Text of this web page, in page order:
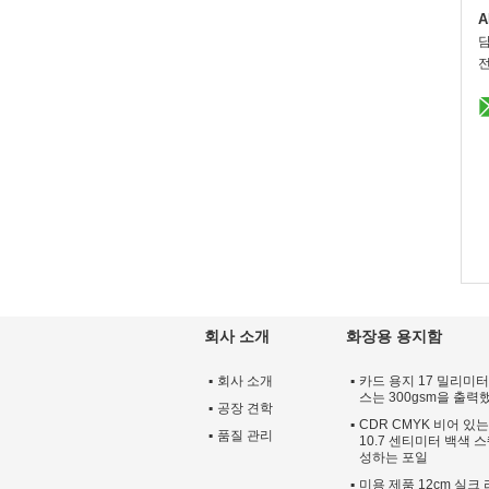
회사 소개
회사 소개
공장 견학
품질 관리
화장용 용지함
카드 용지 17 밀리미
스는 300gsm을 출력
CDR CMYK 비어 있
10.7 센티미터 백색
성하는 포일
미용 제품 12cm 실크